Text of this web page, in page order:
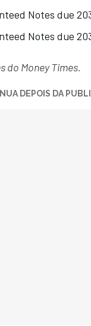
Notes due
Notes due
do Money Times.
DEPOIS DA